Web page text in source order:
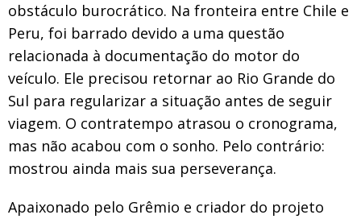
obstáculo burocrático. Na fronteira entre Chile e
Peru, foi barrado devido a uma questão
relacionada à documentação do motor do
veículo. Ele precisou retornar ao Rio Grande do
Sul para regularizar a situação antes de seguir
viagem. O contratempo atrasou o cronograma,
mas não acabou com o sonho. Pelo contrário:
mostrou ainda mais sua perseverança.
Apaixonado pelo Grêmio e criador do projeto